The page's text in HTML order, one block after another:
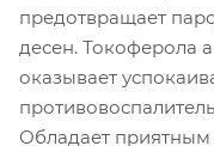
предотвращает
десен. Токоферола
оказывает
Обладает приятным